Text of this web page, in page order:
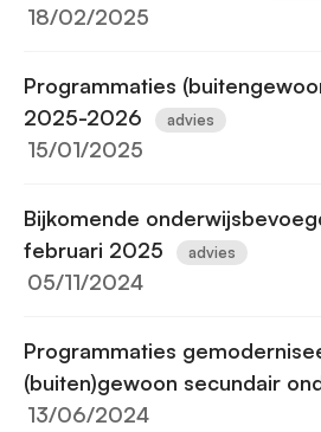
18/02/2025
Programmaties
2025-2026
advies
15/01/2025
Bijkomende
februari 2025
advies
05/11/2024
Programmaties
(buiten)gewoon secundair
13/06/2024